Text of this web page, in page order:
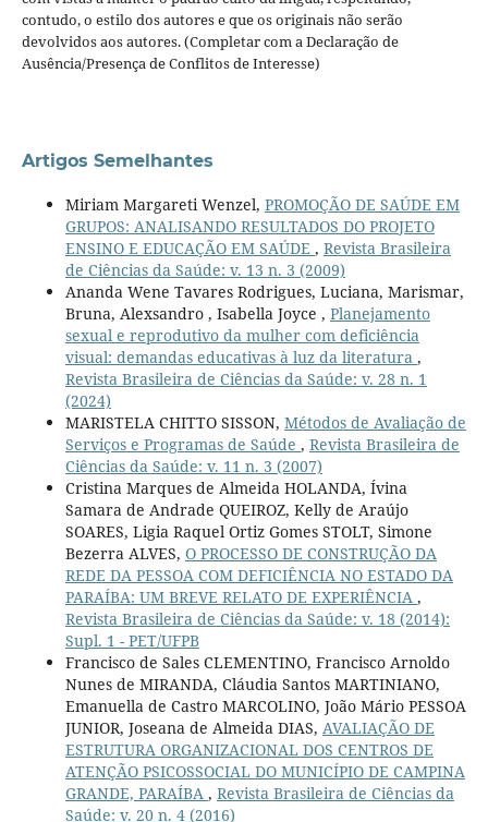
contudo, o estilo dos autores e que os originais não serão
devolvidos aos autores. (Completar com a Declaração de
Ausência/Presença de Conflitos de Interesse)
Artigos Semelhantes
Miriam Margareti Wenzel, PROMOÇÃO DE SAÚDE EM
GRUPOS: ANALISANDO RESULTADOS DO PROJETO
ENSINO E EDUCAÇÃO EM SAÚDE , Revista Brasileira
de Ciências da Saúde: v. 13 n. 3 (2009)
Ananda Wene Tavares Rodrigues, Luciana, Marismar,
Bruna, Alexsandro , Isabella Joyce , Planejamento
sexual e reprodutivo da mulher com deficiência
visual: demandas educativas à luz da literatura ,
Revista Brasileira de Ciências da Saúde: v. 28 n. 1
(2024)
MARISTELA CHITTO SISSON, Métodos de Avaliação de
Serviços e Programas de Saúde , Revista Brasileira de
Ciências da Saúde: v. 11 n. 3 (2007)
Cristina Marques de Almeida HOLANDA, Ívina
Samara de Andrade QUEIROZ, Kelly de Araújo
SOARES, Ligia Raquel Ortiz Gomes STOLT, Simone
Bezerra ALVES, O PROCESSO DE CONSTRUÇÃO DA
REDE DA PESSOA COM DEFICIÊNCIA NO ESTADO DA
PARAÍBA: UM BREVE RELATO DE EXPERIÊNCIA ,
Revista Brasileira de Ciências da Saúde: v. 18 (2014):
Supl. 1 - PET/UFPB
Francisco de Sales CLEMENTINO, Francisco Arnoldo
Nunes de MIRANDA, Cláudia Santos MARTINIANO,
Emanuella de Castro MARCOLINO, João Mário PESSOA
JUNIOR, Joseana de Almeida DIAS, AVALIAÇÃO DE
ESTRUTURA ORGANIZACIONAL DOS CENTROS DE
ATENÇÃO PSICOSSOCIAL DO MUNICÍPIO DE CAMPINA
GRANDE, PARAÍBA , Revista Brasileira de Ciências da
Saúde: v. 20 n. 4 (2016)